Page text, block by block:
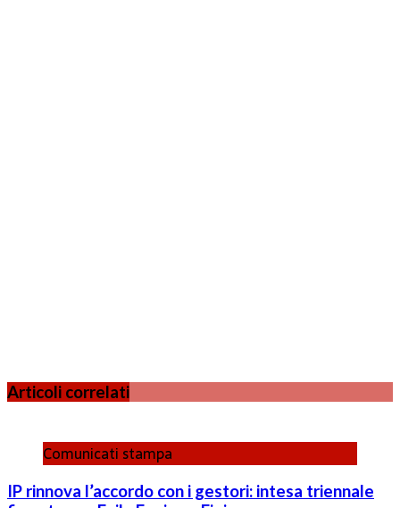
Articoli correlati
Comunicati stampa
IP rinnova l’accordo con i gestori: intesa triennale